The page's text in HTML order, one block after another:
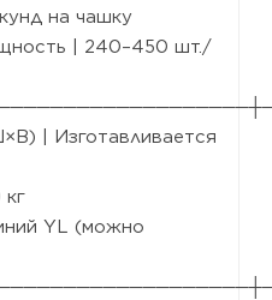
на чашку
| 240–450 шт./
| Изготавливается
YL (можно